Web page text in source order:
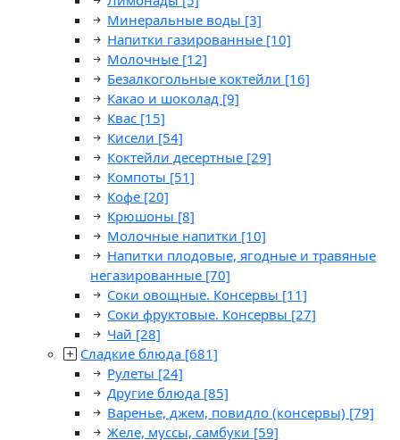
Минеральные воды [3]
Напитки газированные [10]
Молочные [12]
Безалкогольные коктейли [16]
Какао и шоколад [9]
Квас [15]
Кисели [54]
Коктейли десертные [29]
Компоты [51]
Кофе [20]
Крюшоны [8]
Молочные напитки [10]
Напитки плодовые, ягодные и травяные
негазированные [70]
Соки овощные. Консервы [11]
Соки фруктовые. Консервы [27]
Чай [28]
Сладкие блюда [681]
Рулеты [24]
Другие блюда [85]
Варенье, джем, повидло (консервы) [79]
Желе, муссы, самбуки [59]